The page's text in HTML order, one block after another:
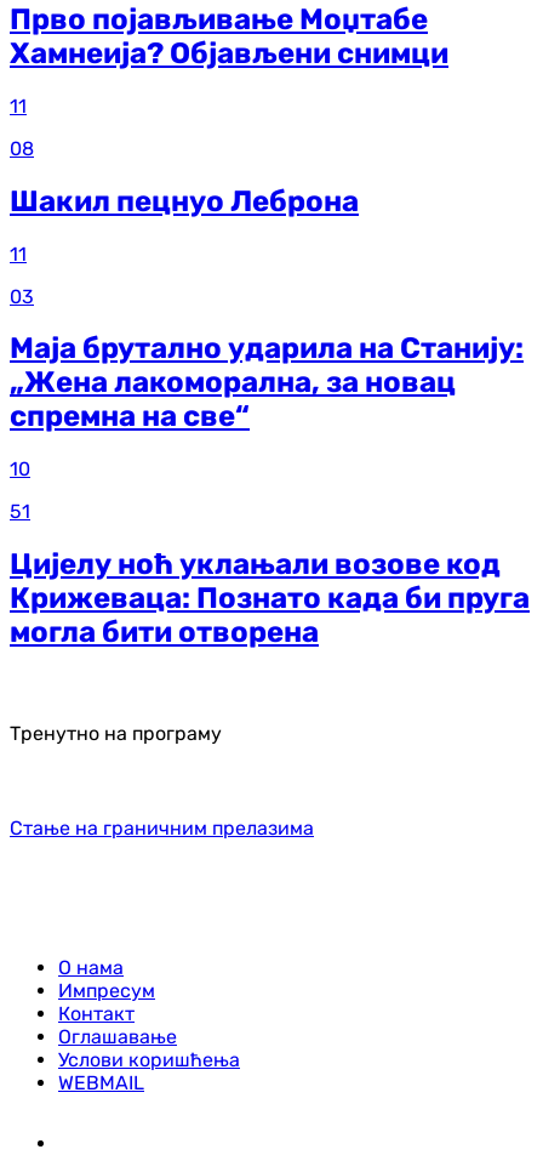
Прво појављивање Моџтабе
Хамнеија? Објављени снимци
11
08
Шакил пецнуо Леброна
11
03
Маја брутално ударила на Станију:
„Жена лакоморална, за новац
спремна на све“
10
51
Цијелу ноћ уклањали возове код
Крижеваца: Познато када би пруга
могла бити отворена
Тренутно на програму
Стање на граничним прелазима
О нама
Импресум
Контакт
Оглашавање
Услови коришћења
WEBMAIL